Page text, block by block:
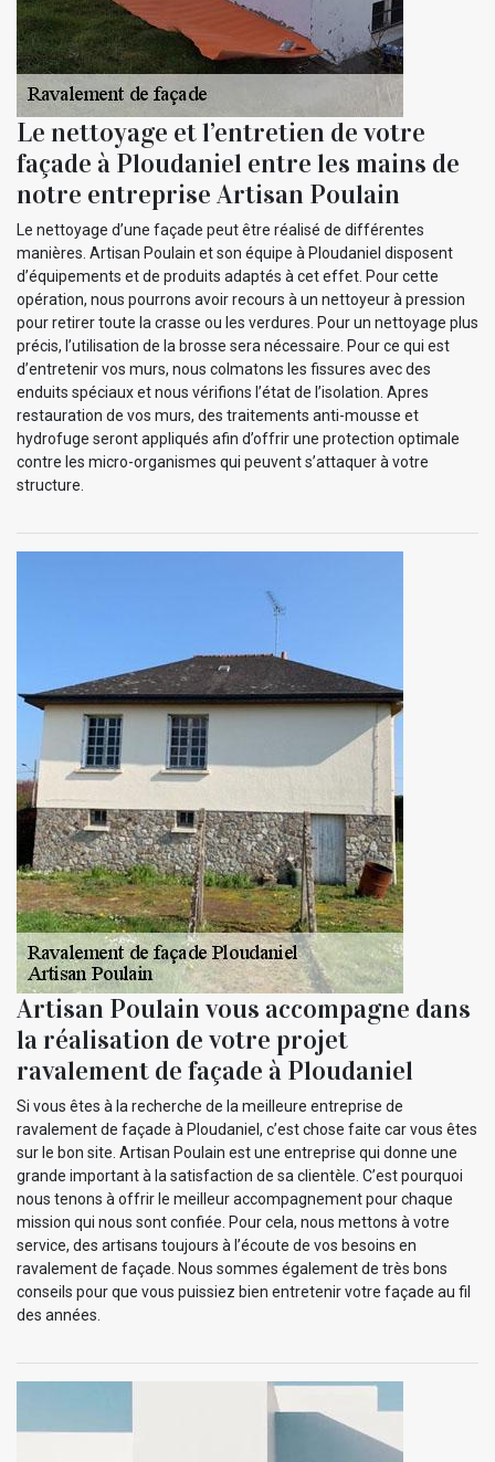
Le nettoyage et l’entretien de votre
façade à Ploudaniel entre les mains de
notre entreprise Artisan Poulain
Le nettoyage d’une façade peut être réalisé de différentes
manières. Artisan Poulain et son équipe à Ploudaniel disposent
d’équipements et de produits adaptés à cet effet. Pour cette
opération, nous pourrons avoir recours à un nettoyeur à pression
pour retirer toute la crasse ou les verdures. Pour un nettoyage plus
précis, l’utilisation de la brosse sera nécessaire. Pour ce qui est
d’entretenir vos murs, nous colmatons les fissures avec des
enduits spéciaux et nous vérifions l’état de l’isolation. Apres
restauration de vos murs, des traitements anti-mousse et
hydrofuge seront appliqués afin d’offrir une protection optimale
contre les micro-organismes qui peuvent s’attaquer à votre
structure.
Artisan Poulain vous accompagne dans
la réalisation de votre projet
ravalement de façade à Ploudaniel
Si vous êtes à la recherche de la meilleure entreprise de
ravalement de façade à Ploudaniel, c’est chose faite car vous êtes
sur le bon site. Artisan Poulain est une entreprise qui donne une
grande important à la satisfaction de sa clientèle. C’est pourquoi
nous tenons à offrir le meilleur accompagnement pour chaque
mission qui nous sont confiée. Pour cela, nous mettons à votre
service, des artisans toujours à l’écoute de vos besoins en
ravalement de façade. Nous sommes également de très bons
conseils pour que vous puissiez bien entretenir votre façade au fil
des années.